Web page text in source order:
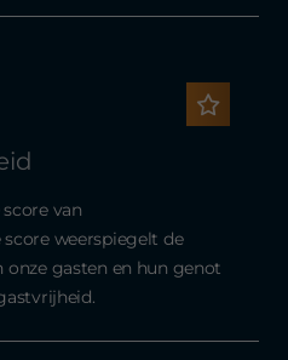
van
weerspiegelt de
onze gasten en hun genot